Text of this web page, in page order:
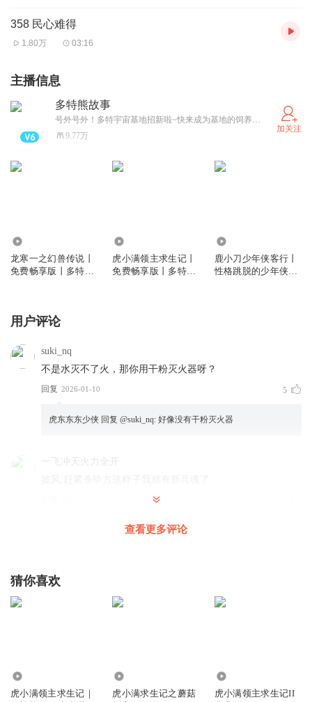
358 民心难得
1.80万 03:16
主播信息
多特熊故事
号外号外！多特宇宙基地招新啦~快来成为基地的饲养员，投喂多特熊吧！（卫星小红薯同名哦~）
9.77万
加关注
龙寒一之幻兽传说丨
免费畅享版丨多特熊
虎小满领主求生记丨
免费畅享版丨多特熊
鹿小刀少年侠客行丨
性格跳脱的少年侠客
用户评论
suki_nq
不是水灭不了火，那你用干粉灭火器呀？
回复 2026-01-10 5
虎东东东少侠 回复 @suki_nq: 好像没有干粉灭火器
一飞冲天火力全开
一飞冲天火力全开: 十1
浮云幻生
山海经里面记载的毕方是火神。
查看更多评论
猜你喜欢
虎小满领主求生记｜
虎小满求生记之蘑菇
虎小满领主求生记II